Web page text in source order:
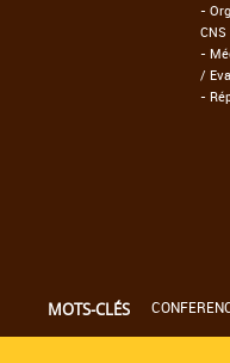
-
CNS
-
/
-
MOTS-CLÉS